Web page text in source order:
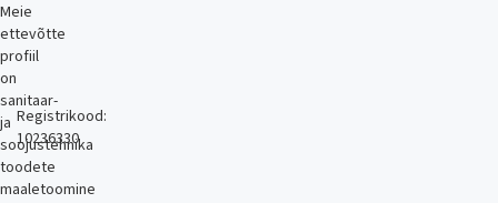
Meie
ettevõtte
profiil
on
sanitaar-
ja
soojustehnika
toodete
maaletoomine
Registrikood:
10236330